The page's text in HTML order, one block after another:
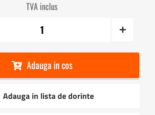
TVA inclus
Adauga in cos
Adauga in lista de dorinte